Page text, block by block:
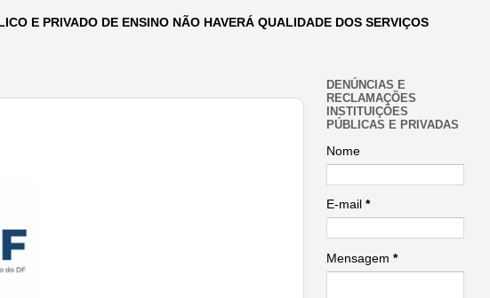
E PRIVADO DE ENSINO NÃO HAVERÁ QUALIDADE DOS SERVIÇOS
DENÚNCIAS E
RECLAMAÇÕES
INSTITUIÇÕES
PÚBLICAS E PRIVADAS
Nome
E-mail *
Mensagem *